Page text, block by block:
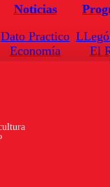
Noticias
Dato Practico
Economía
El